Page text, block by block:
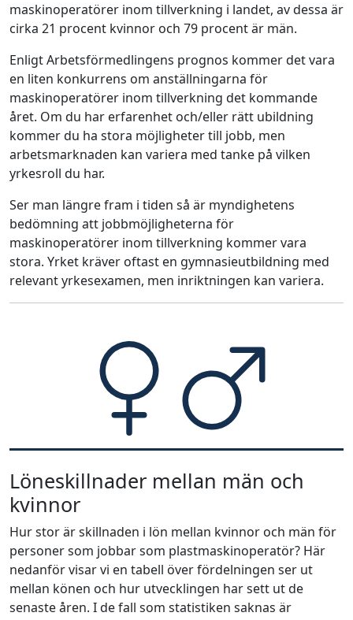
maskinoperatörer inom tillverkning i landet, av dessa är
cirka 21 procent kvinnor och 79 procent är män.
Enligt Arbetsförmedlingens prognos kommer det vara
en liten konkurrens om anställningarna för
maskinoperatörer inom tillverkning det kommande
året. Om du har erfarenhet och/eller rätt ubildning
kommer du ha stora möjligheter till jobb, men
arbetsmarknaden kan variera med tanke på vilken
yrkesroll du har.
Ser man längre fram i tiden så är myndighetens
bedömning att jobbmöjligheterna för
maskinoperatörer inom tillverkning kommer vara
stora. Yrket kräver oftast en gymnasieutbildning med
relevant yrkesexamen, men inriktningen kan variera.
Löneskillnader mellan män och
kvinnor
Hur stor är skillnaden i lön mellan kvinnor och män för
personer som jobbar som plastmaskinoperatör? Här
nedanför visar vi en tabell över fördelningen ser ut
mellan könen och hur utvecklingen har sett ut de
senaste åren. I de fall som statistiken saknas är